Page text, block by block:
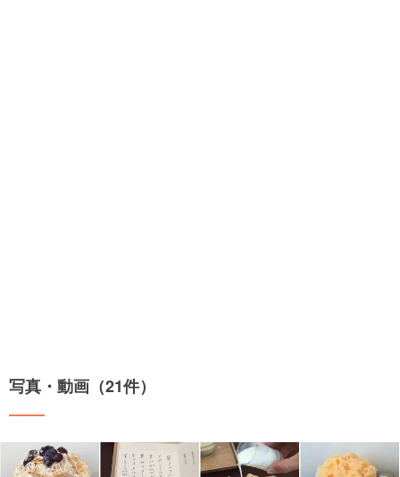
写真・動画（21件）